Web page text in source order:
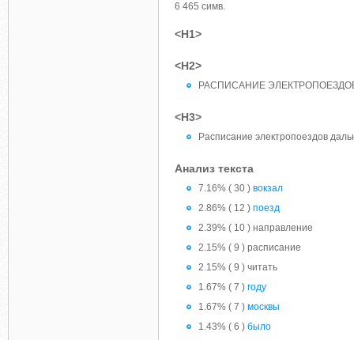
6 465 симв.
<H1>
<H2>
РАСПИСАНИЕ
<H3>
Расписание электропоездов
Анализ текста
7.16% ( 30 ) вокзал
2.86% ( 12 ) поезд
2.39% ( 10 ) направление
2.15% ( 9 ) расписание
2.15% ( 9 ) читать
1.67% ( 7 ) году
1.67% ( 7 ) москвы
1.43% ( 6 ) было